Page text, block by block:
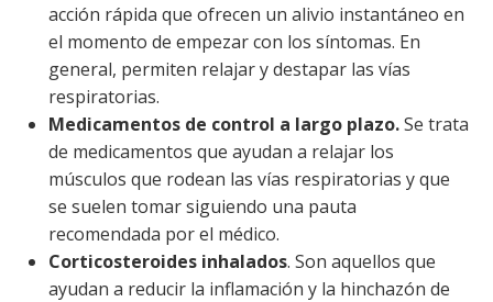
acción rápida que ofrecen un alivio instantáneo en
el momento de empezar con los síntomas. En
general, permiten relajar y destapar las vías
respiratorias.
Medicamentos de control a largo plazo.Se trata
de medicamentos que ayudan a relajar los
músculos que rodean las vías respiratorias y que
se suelen tomar siguiendo una pauta
recomendada por el médico.
Corticosteroides inhalados. Son aquellos que
ayudan a reducir la inflamación y la hinchazón de